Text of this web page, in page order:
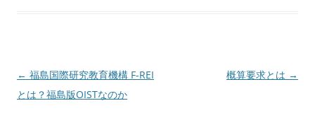
投
稿
← 福島国際研究教育機構 F-REI
とは？福島版OISTなのか
概算要求とは →